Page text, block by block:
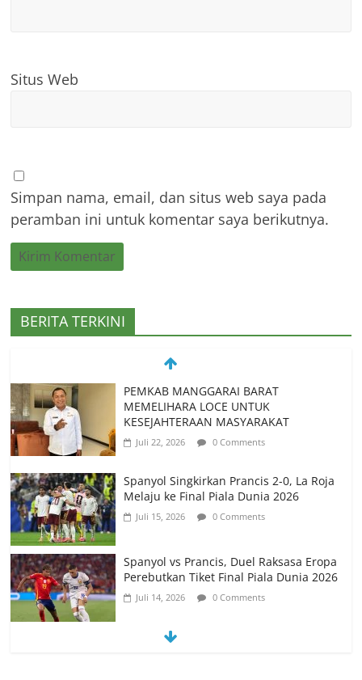
Situs Web
Simpan nama, email, dan situs web saya pada
peramban ini untuk komentar saya berikutnya.
BERITA TERKINI
Spanyol Singkirkan Prancis 2-0, La Roja
Melaju ke Final Piala Dunia 2026
Juli 15, 2026 0 Comments
Perebutkan Tiket Final Piala Dunia 2026
untuk Mendukung Perkuliahan di Era
Digital
Juni 10, 2026 0 Comments
PSN Ngada Pesta Gol, Libas MRC